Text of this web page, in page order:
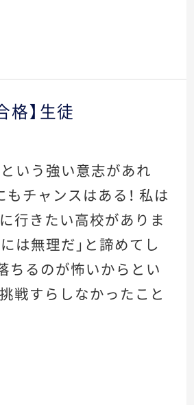
格】生徒
という強い意志があれ
もチャンスはある！ 私は
行きたい高校がありま
には無理だ」と諦めてし
ちるのが怖いからとい
戦すらしなかったこと